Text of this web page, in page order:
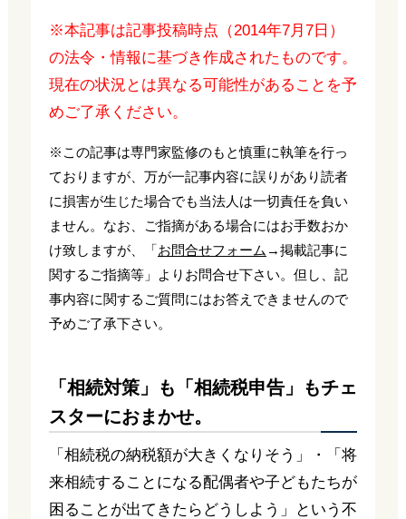
※本記事は記事投稿時点（2014年7月7日）
の法令・情報に基づき作成されたものです。
現在の状況とは異なる可能性があることを予
めご了承ください。
※この記事は専門家監修のもと慎重に執筆を行っ
ておりますが、万が一記事内容に誤りがあり読者
に損害が生じた場合でも当法人は一切責任を負い
ません。なお、ご指摘がある場合にはお手数おか
け致しますが、「お問合せフォーム →掲載記事に
関するご指摘等」よりお問合せ下さい。但し、記
事内容に関するご質問にはお答えできませんので
予めご了承下さい。
「相続対策」も「相続税申告」もチェ
スターにおまかせ。
「相続税の納税額が大きくなりそう」・「将
来相続することになる配偶者や子どもたちが
困ることが出てきたらどうしよう」という不